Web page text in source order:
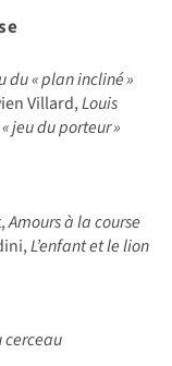
du «plan incliné»
Villard,Louis
jeu du porteur»
Amours à la course
L’enfant et le lion
cerceau